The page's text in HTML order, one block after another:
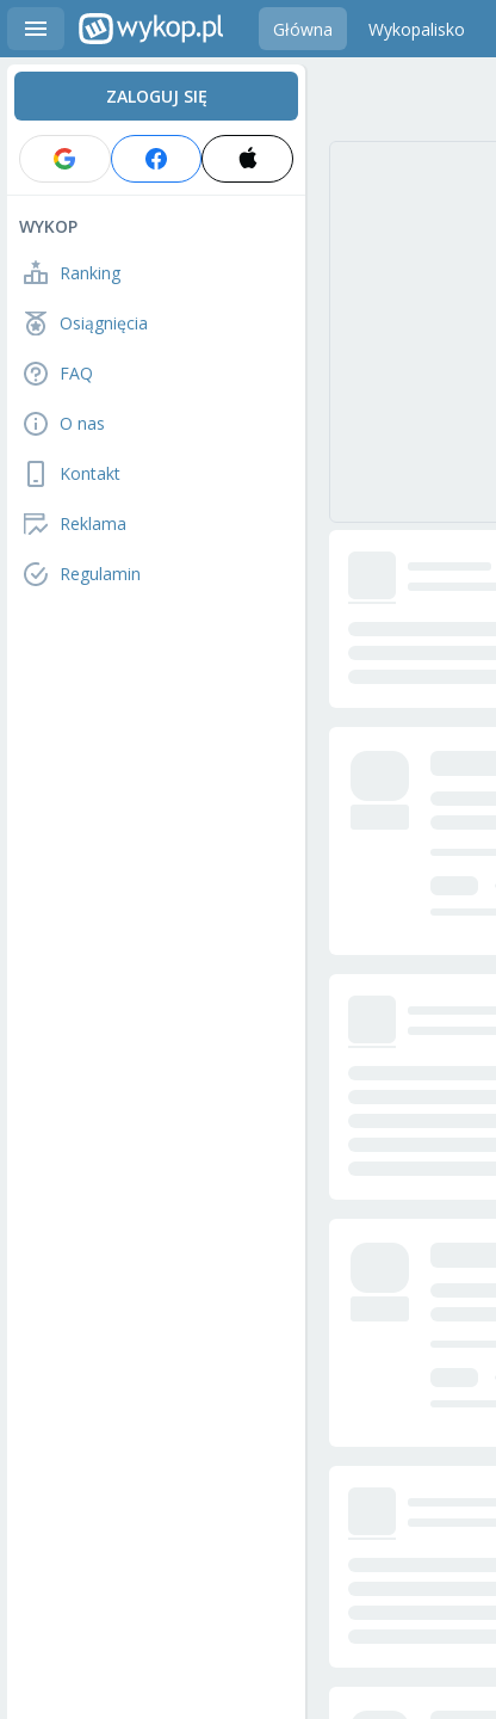
Główna Wykopalisko
ZALOGUJ SIĘ
WYKOP
Ranking
Osiągnięcia
FAQ
O nas
Kontakt
Reklama
Regulamin